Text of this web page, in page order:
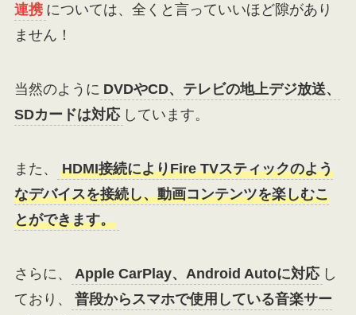
連携 については、全くと言っていいほど隙があり
ません！
当然のように DVDやCD、テレビの地上デジ放送、
SDカードは対応 しています。
また、
HDMI接続によりFire TVスティックのよう
なデバイスを接続し、動画コンテンツを楽しむこ
とができます。
さらに、 Apple CarPlay、Android Autoに対応 し
ており、
普段からスマホで使用している音楽サー